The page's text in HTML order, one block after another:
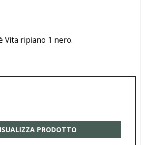
Vita ripiano 1 nero.
PRODOTTO